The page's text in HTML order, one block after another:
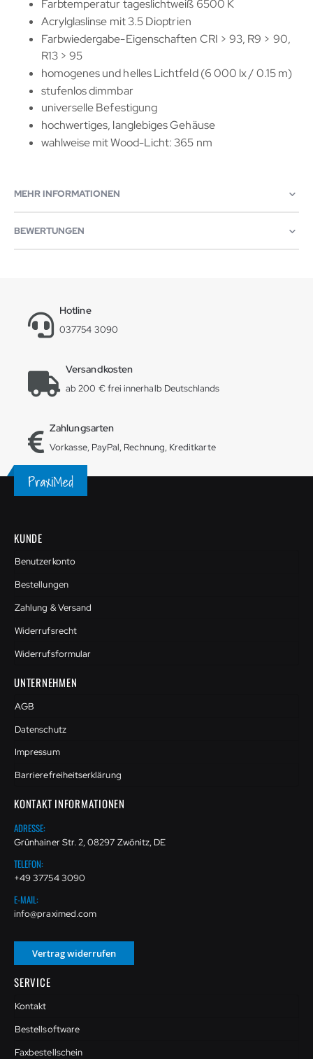
Farbtemperatur tageslichtweiß 6500 K
Acrylglaslinse mit 3.5 Dioptrien
Farbwiedergabe-Eigenschaften CRI > 93, R9 > 90,
R13 > 95
homogenes und helles Lichtfeld (6 000 lx / 0.15 m)
stufenlos dimmbar
universelle Befestigung
hochwertiges, langlebiges Gehäuse
wahlweise mit Wood-Licht: 365 nm
MEHR INFORMATIONEN
BEWERTUNGEN
Hotline
037754 3090
Versandkosten
ab 200 € frei innerhalb Deutschlands
Zahlungsarten
Vorkasse, PayPal, Rechnung, Kreditkarte
KUNDE
Benutzerkonto
Bestellungen
Zahlung & Versand
Widerrufsrecht
Widerrufsformular
UNTERNEHMEN
AGB
Datenschutz
Impressum
Barrierefreiheitserklärung
KONTAKT INFORMATIONEN
ADRESSE:
Grünhainer Str. 2, 08297 Zwönitz, DE
TELEFON:
+49 37754 3090
E-MAIL:
info@praximed.com
Vertrag widerrufen
SERVICE
Kontakt
Bestellsoftware
Faxbestellschein